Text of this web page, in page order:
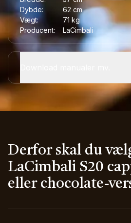
Dybde:
Vægt:
Producent:
62 cm
71 kg
LaCimbali
Derfor skal du
LaCimbali S20
eller chocolate-